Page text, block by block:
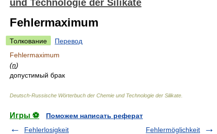
und Technologie der Silikate
Fehlermaximum
Толкование
Перевод
Fehlermaximum
(n)
допустимый брак
Deutsch-Russische Wörterbuch der Chemie und Technologie der Silikate
Игры ⚽
Поможем написать реферат
Fehlerlosigkeit
Fehlermöglichkeit